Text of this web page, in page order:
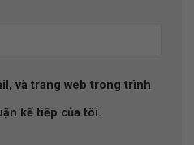
và trang web trong trình
kế tiếp của tôi.